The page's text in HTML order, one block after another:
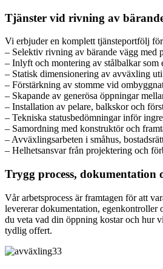
Tjänster vid rivning av
Vi erbjuder en komplett tjänsteportfölj
– Selektiv rivning av bärande vägg med
– Inlyft och montering av stålbalkar som
– Statisk dimensionering av avväxling
– Förstärkning av stomme vid
– Skapande av generösa öppningar
– Installation av pelare, balkskor och
– Tekniska statusbedömningar inför
– Samordning med konstruktör och
– Avväxlingsarbeten i småhus,
– Helhetsansvar från projektering och
Trygg process, dokumentation
Vår arbetsprocess är framtagen för att
levererar dokumentation,
du veta vad din öppning kostar och hur
tydlig offert.